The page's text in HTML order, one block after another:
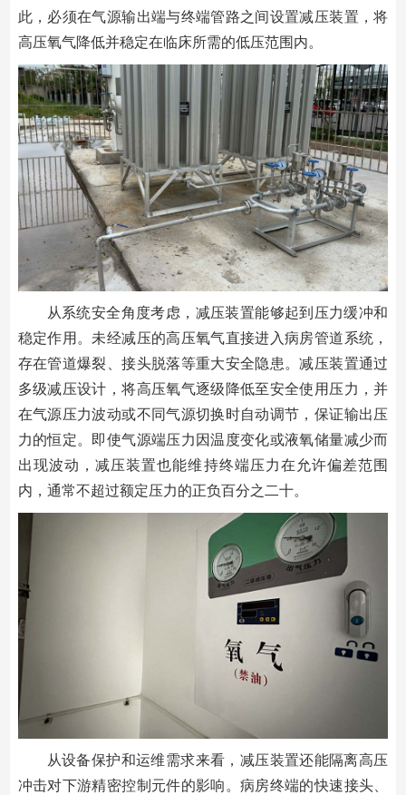
此，必须在气源输出端与终端管路之间设置减压装置，将
高压氧气降低并稳定在临床所需的低压范围内。
从系统安全角度考虑，减压装置能够起到压力缓冲和
稳定作用。未经减压的高压氧气直接进入病房管道系统，
存在管道爆裂、接头脱落等重大安全隐患。减压装置通过
多级减压设计，将高压氧气逐级降低至安全使用压力，并
在气源压力波动或不同气源切换时自动调节，保证输出压
力的恒定。即使气源端压力因温度变化或液氧储量减少而
出现波动，减压装置也能维持终端压力在允许偏差范围
内，通常不超过额定压力的正负百分之二十。
从设备保护和运维需求来看，减压装置还能隔离高压
冲击对下游精密控制元件的影响。病房终端的快速接头、